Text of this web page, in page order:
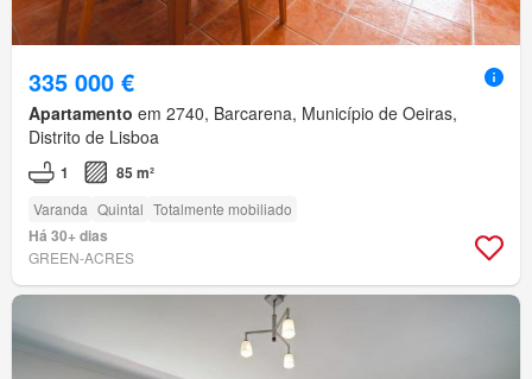
335 000 €
Apartamento em 2740, Barcarena, Município de Oeiras,
Distrito de Lisboa
1 85 m²
Varanda Quintal Totalmente mobiliado
Há 30+ dias
GREEN-ACRES